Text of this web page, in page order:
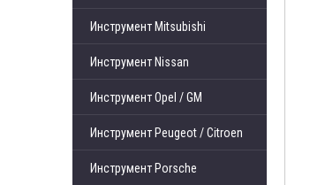
Инструмент Mitsubishi
Инструмент Nissan
Инструмент Opel / GM
Инструмент Peugeot / Citroen
Инструмент Porsche